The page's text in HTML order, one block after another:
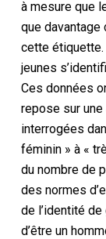
à mesure que
que
cette étiquette.
jeunes
Ces données
repose sur
interrogées
féminin » à «
du nombre de
des normes
de l’identité
d’être un